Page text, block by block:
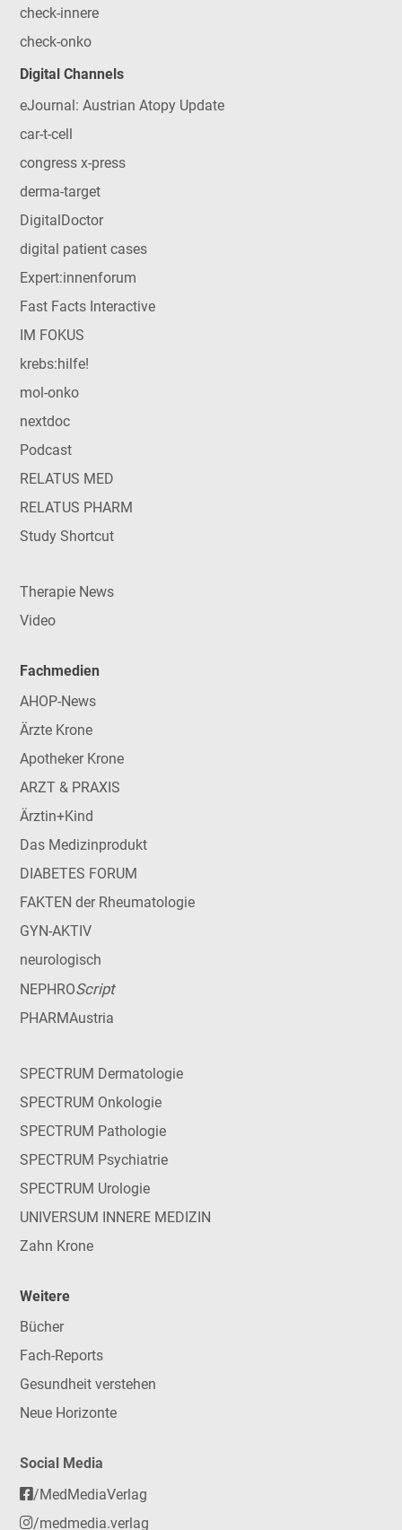
check-innere
check-onko
Digital Channels
eJournal: Austrian Atopy Update
car-t-cell
congress x-press
derma-target
DigitalDoctor
digital patient cases
Expert:innenforum
Fast Facts Interactive
IM FOKUS
krebs:hilfe!
mol-onko
nextdoc
Podcast
RELATUS MED
RELATUS PHARM
Study Shortcut
Therapie News
Video
Fachmedien
AHOP-News
Ärzte Krone
Apotheker Krone
ARZT & PRAXIS
Ärztin+Kind
Das Medizinprodukt
DIABETES FORUM
FAKTEN der Rheumatologie
GYN-AKTIV
neurologisch
NEPHROScript
PHARMAustria
SPECTRUM Dermatologie
SPECTRUM Onkologie
SPECTRUM Pathologie
SPECTRUM Psychiatrie
SPECTRUM Urologie
UNIVERSUM INNERE MEDIZIN
Zahn Krone
Weitere
Bücher
Fach-Reports
Gesundheit verstehen
Neue Horizonte
Social Media
/MedMediaVerlag
/medmedia.verlag